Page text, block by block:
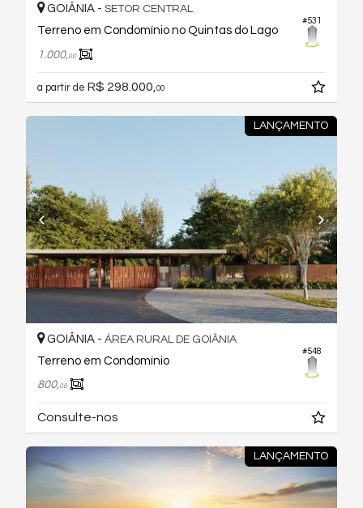
#531
GOIÂNIA - SETOR CENTRAL
Terreno em Condomínio no Quintas do Lago
1.000,00
a partir de R$ 298.000,00
LANÇAMENTO
#548
GOIÂNIA - ÁREA RURAL DE GOIÂNIA
Terreno em Condomínio
800,00
Consulte-nos
LANÇAMENTO